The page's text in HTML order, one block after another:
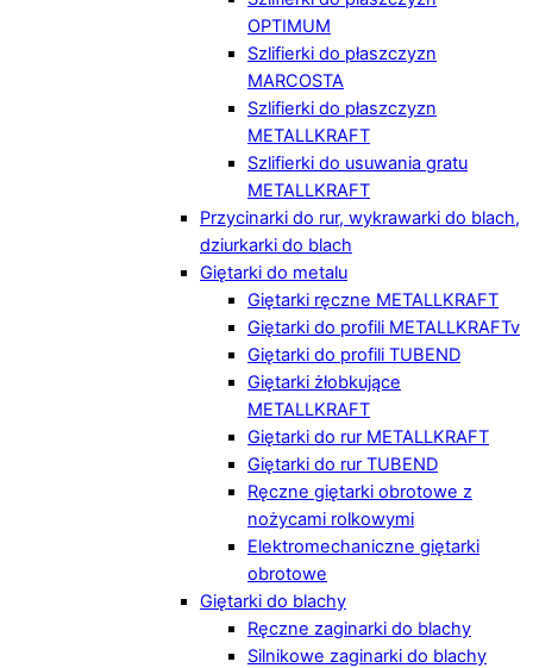
OPTIMUM
Szlifierki do płaszczyzn
MARCOSTA
Szlifierki do płaszczyzn
METALLKRAFT
Szlifierki do usuwania gratu
METALLKRAFT
Przycinarki do rur, wykrawarki do blach,
dziurkarki do blach
Giętarki do metalu
Giętarki ręczne METALLKRAFT
Giętarki do profili METALLKRAFTv
Giętarki do profili TUBEND
Giętarki żłobkujące
METALLKRAFT
Giętarki do rur METALLKRAFT
Giętarki do rur TUBEND
Ręczne giętarki obrotowe z
nożycami rolkowymi
Elektromechaniczne giętarki
obrotowe
Giętarki do blachy
Ręczne zaginarki do blachy
Silnikowe zaginarki do blachy